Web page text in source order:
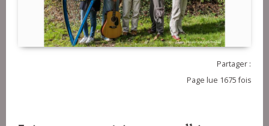
Partager :
Page lue 1675 fois